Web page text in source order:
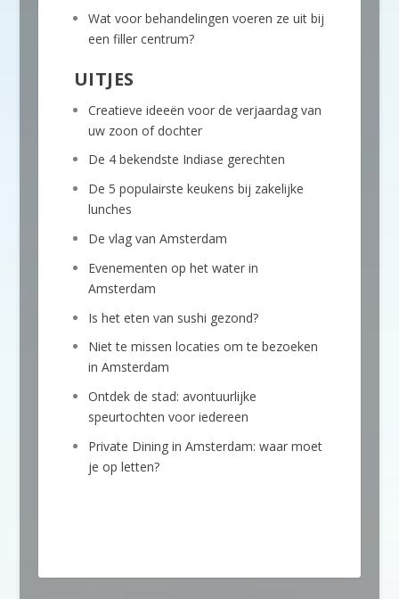
Wat voor behandelingen voeren ze uit bij
een filler centrum?
UITJES
Creatieve ideeën voor de verjaardag van
uw zoon of dochter
De 4 bekendste Indiase gerechten
De 5 populairste keukens bij zakelijke
lunches
De vlag van Amsterdam
Evenementen op het water in
Amsterdam
Is het eten van sushi gezond?
Niet te missen locaties om te bezoeken
in Amsterdam
Ontdek de stad: avontuurlijke
speurtochten voor iedereen
Private Dining in Amsterdam: waar moet
je op letten?